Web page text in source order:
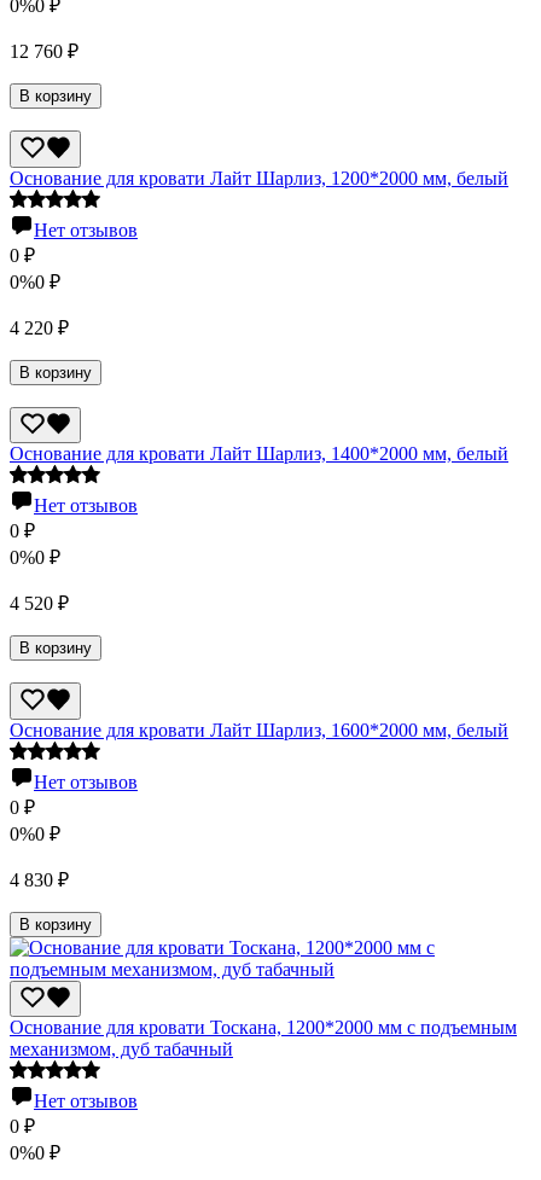
0%0 ₽
12 760 ₽
В корзину
Основание для кровати Лайт Шарлиз, 1200*2000 мм, белый
Нет отзывов
0 ₽
0%0 ₽
4 220 ₽
В корзину
Основание для кровати Лайт Шарлиз, 1400*2000 мм, белый
Нет отзывов
0 ₽
0%0 ₽
4 520 ₽
В корзину
Основание для кровати Лайт Шарлиз, 1600*2000 мм, белый
Нет отзывов
0 ₽
0%0 ₽
4 830 ₽
В корзину
Основание для кровати Тоскана, 1200*2000 мм с подъемным
механизмом, дуб табачный
Нет отзывов
0 ₽
0%0 ₽